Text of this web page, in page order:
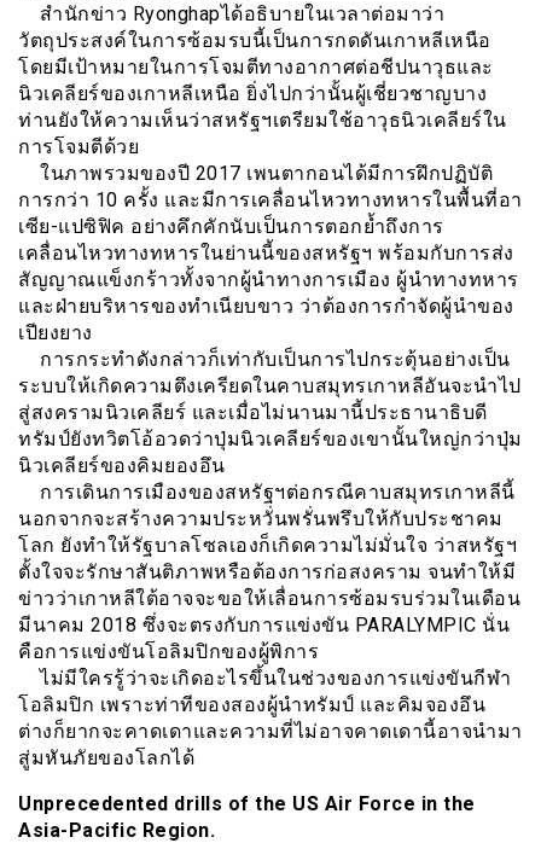
สำนักข่าว Ryonghapได้อธิบายในเวลาต่อมาว่า
วัตถุประสงค์ในการซ้อมรบนี้เป็นการกดดันเกาหลีเหนือ
โดยมีเป้าหมายในการโจมตีทางอากาศต่อชีปนาวุธและ
นิวเคลียร์ของเกาหลีเหนือ ยิ่งไปกว่านั้นผู้เชี่ยวชาญบาง
ท่านยังให้ความเห็นว่าสหรัฐฯเตรียมใช้อาวุธนิวเคลียร์ใน
การโจมตีด้วย
ในภาพรวมของปี 2017 เพนตากอนได้มีการฝึกปฏิบัติ
การกว่า 10 ครั้ง และมีการเคลื่อนไหวทางทหารในพื้นที่อา
เซีย-แปซิฟิค อย่างคึกคักนับเป็นการตอกย้ำถึงการ
เคลื่อนไหวทางทหารในย่านนี้ของสหรัฐฯ พร้อมกับการส่ง
สัญญาณแข็งกร้าวทั้งจากผู้นำทางการเมือง ผู้นำทางทหาร
และฝ่ายบริหารของทำเนียบขาว ว่าต้องการกำจัดผู้นำของ
เปียงยาง
การกระทำดังกล่าวก็เท่ากับเป็นการไปกระตุ้นอย่างเป็น
ระบบให้เกิดความตึงเครียดในคาบสมุทรเกาหลีอันจะนำไป
สู่สงครามนิวเคลียร์ และเมื่อไม่นานมานี้ประธานาธิบดี
ทรัมป์ยังทวิตโอ้อวดว่าปุ่มนิวเคลียร์ของเขานั้นใหญ่กว่าปุ่ม
นิวเคลียร์ของคิมยองอึน
การเดินการเมืองของสหรัฐฯต่อกรณีคาบสมุทรเกาหลีนี้
นอกจากจะสร้างความประหวั่นพรั่นพรึบให้กับประชาคม
โลก ยังทำให้รัฐบาลโซลเองก็เกิดความไม่มั่นใจ ว่าสหรัฐฯ
ตั้งใจจะรักษาสันติภาพหรือต้องการก่อสงคราม จนทำให้มี
ข่าวว่าเกาหลีใต้อาจจะขอให้เลื่อนการซ้อมรบร่วมในเดือน
มีนาคม 2018 ซึ่งจะตรงกับการแข่งขัน PARALYMPIC นั่น
คือการแข่งขันโอลิมปิกของผู้พิการ
ไม่มีใครรู้ว่าจะเกิดอะไรขึ้นในช่วงของการแข่งขันกีฬา
โอลิมปิก เพราะท่าทีของสองผู้นำทรัมป์ และคิมจองอึน
ต่างก็ยากจะคาดเดาและความที่ไม่อาจคาดเดานี้อาจนำมา
สู่มหันภัยของโลกได้
Unprecedented drills of the US Air Force in the
Asia-Pacific Region.